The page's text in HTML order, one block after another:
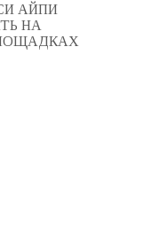
АЙПИ
НА